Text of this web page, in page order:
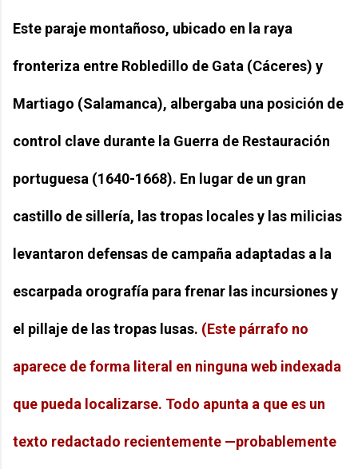
Este paraje montañoso, ubicado en la raya
fronteriza entre Robledillo de Gata (Cáceres) y
Martiago (Salamanca), albergaba una posición de
control clave durante la Guerra de Restauración
portuguesa (1640-1668). En lugar de un gran
castillo de sillería, las tropas locales y las milicias
levantaron defensas de campaña adaptadas a la
escarpada orografía para frenar las incursiones y
el pillaje de las tropas lusas. (Este párrafo no
aparece de forma literal en ninguna web indexada
que pueda localizarse. Todo apunta a que es un
texto redactado recientemente —probablemente